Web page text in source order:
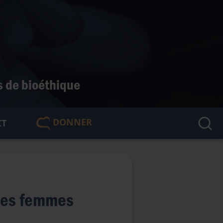
de bioéthique
DONNER
femmes